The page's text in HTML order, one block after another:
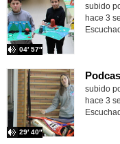
subido
04′ 57″
hace 3
subido
29′ 40″
hace 3